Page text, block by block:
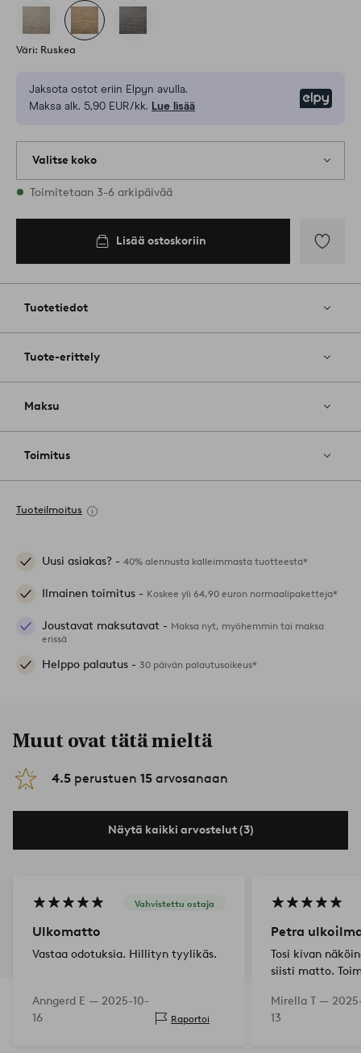
Väri: Ruskea
Jaksota ostot eriin Elpyn avulla.
Maksa alk. 5,90 EUR/kk. Lue lisää
Valitse koko
Varastossa on kaikkia kokoja
Toimitetaan 3-6 arkipäivää
Lisää Lisää ostoskoriin
Tuotetiedot
Tuote-erittely
Maksu
Toimitus
Tuoteilmoitus
Uusi asiakas? - 40% alennusta kalleimmasta tuotteesta*
Ilmainen toimitus - Koskee yli 64,90 euron normaalipaketteja*
Joustavat maksutavat - Maksa nyt, myöhemmin tai maksa
erissä
Helppo palautus - 30 päivän palautusoikeus*
Muut ovat tätä mieltä
4.5 perustuen 15 arvosanaan
Näytä kaikki arvostelut (3)
Vahvistettu ostaja
Ulkomatto
Vastaa odotuksia. Hillityn tyylikäs.
Anngerd E — 2025-10-
16
Raportoi
Petra
Tosi kivan
siisti matto.
pääsee helposti
Mirella T —
13